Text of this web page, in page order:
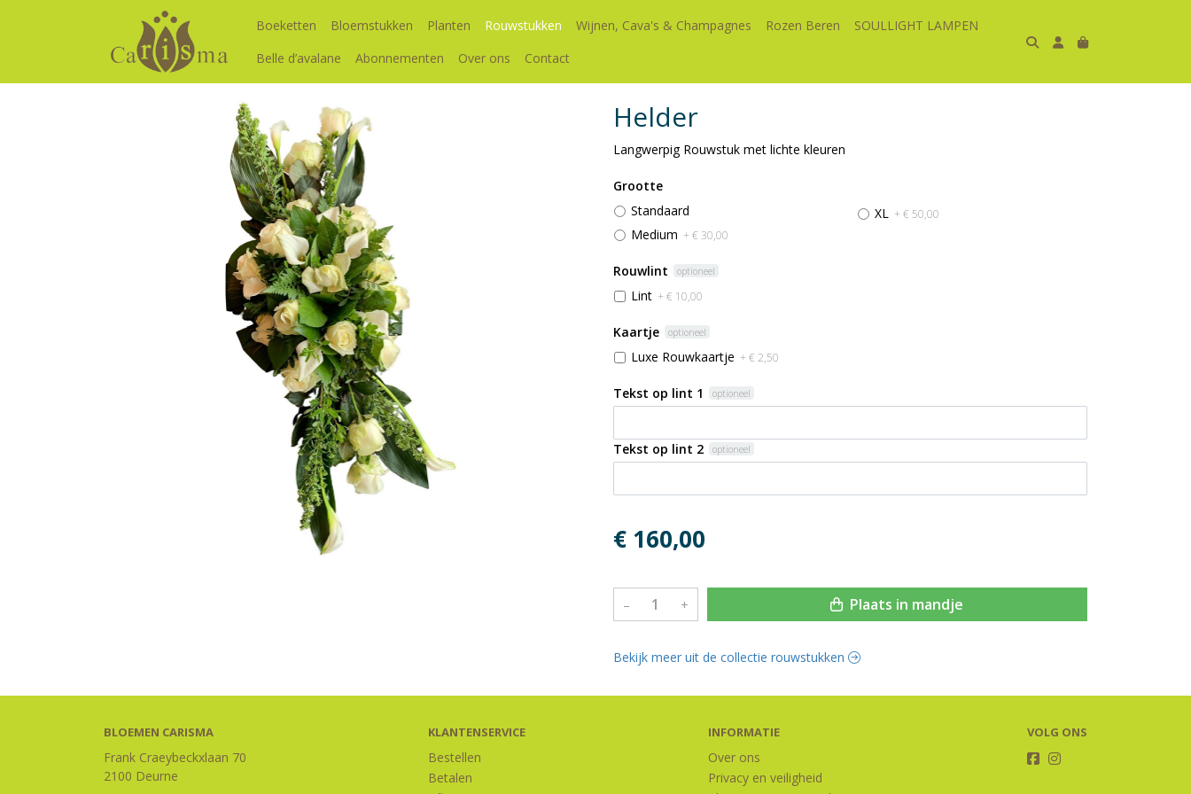
Boeketten Bloemstukken Planten Rouwstukken Wijnen, Cava's & Champagnes Rozen Beren
SOULLIGHT LAMPEN
Belle d’avalane
Abonnementen Over ons Contact
Helder
Langwerpig Rouwstuk met lichte kleuren
Grootte
Standaard
Medium + € 30,00
XL + € 50,00
Rouwlint optioneel
Lint + € 10,00
Kaartje optioneel
Luxe Rouwkaartje + € 2,50
Tekst op lint 1 optioneel
Tekst op lint 2 optioneel
€ 160,00
– + Plaats in mandje
Bekijk meer uit de collectie rouwstukken
BLOEMEN CARISMA
Frank Craeybeckxlaan 70
2100 Deurne
KLANTENSERVICE
Bestellen
Betalen
INFORMATIE
Over ons
Privacy en veiligheid
VOLG ONS